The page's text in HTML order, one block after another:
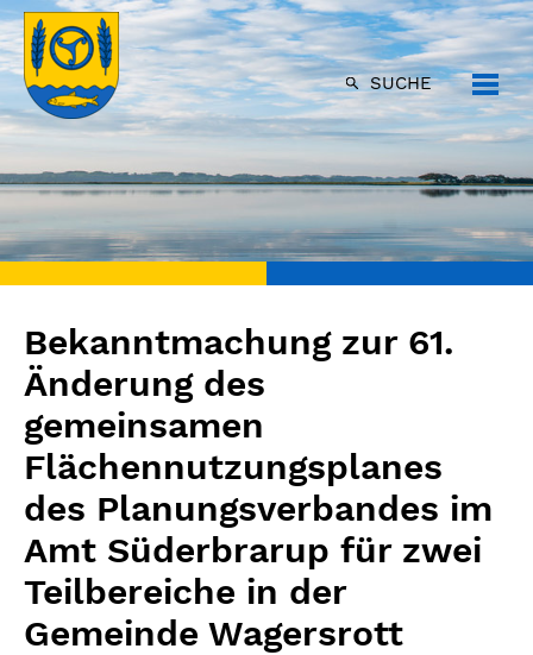
SUCHE
Bekanntmachung zur 61.
Änderung des
gemeinsamen
Flächennutzungsplanes
des Planungsverbandes im
Amt Süderbrarup für zwei
Teilbereiche in der
Gemeinde Wagersrott